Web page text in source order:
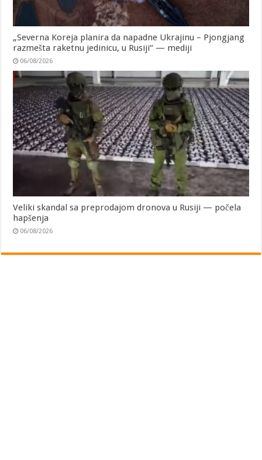
„Severna Koreja planira da napadne Ukrajinu – Pjongjang
razmešta raketnu jedinicu, u Rusiji“ — mediji
06/08/2026
Veliki skandal sa preprodajom dronova u Rusiji — počela
hapšenja
06/08/2026